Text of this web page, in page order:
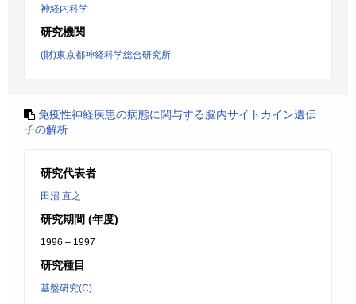
神経内科学
研究機関
(財)東京都神経科学総合研究所
免疫性神経疾患の病態に関与する脳内サイトカイン遺伝
子の解析
研究代表者
田沼 直之
研究期間 (年度)
1996 – 1997
研究種目
基盤研究(C)